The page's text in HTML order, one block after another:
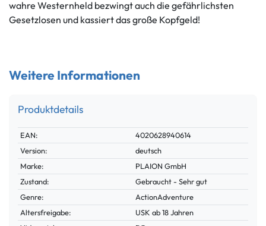
wahre Westernheld bezwingt auch die gefährlichsten
Gesetzlosen und kassiert das große Kopfgeld!
Weitere Informationen
Produktdetails
Technisches
Merkmal
Wert
EAN:
4020628940614
Version:
deutsch
Marke:
PLAION GmbH
Zustand:
Gebraucht - Sehr gut
Genre:
ActionAdventure
Altersfreigabe:
USK ab 18 Jahren